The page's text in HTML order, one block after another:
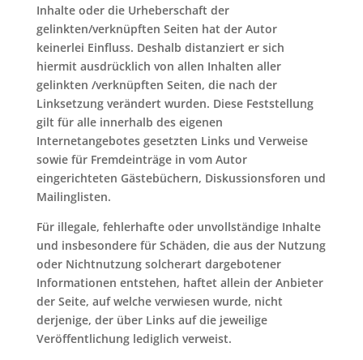
Inhalte oder die Urheberschaft der
gelinkten/verknüpften Seiten hat der Autor
keinerlei Einfluss. Deshalb distanziert er sich
hiermit ausdrücklich von allen Inhalten aller
gelinkten /verknüpften Seiten, die nach der
Linksetzung verändert wurden. Diese Feststellung
gilt für alle innerhalb des eigenen
Internetangebotes gesetzten Links und Verweise
sowie für Fremdeinträge in vom Autor
eingerichteten Gästebüchern, Diskussionsforen und
Mailinglisten.
Für illegale, fehlerhafte oder unvollständige Inhalte
und insbesondere für Schäden, die aus der Nutzung
oder Nichtnutzung solcherart dargebotener
Informationen entstehen, haftet allein der Anbieter
der Seite, auf welche verwiesen wurde, nicht
derjenige, der über Links auf die jeweilige
Veröffentlichung lediglich verweist.